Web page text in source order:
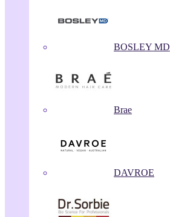
BOSLEY MD
Brae
DAVROE